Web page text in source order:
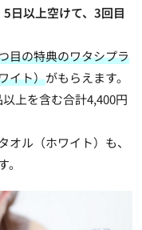
日以上空けて、3回目
目の特典のワタシプラ
イト）がもらえます。
上を含む合計4,400円
ル（ホワイト）も、
。